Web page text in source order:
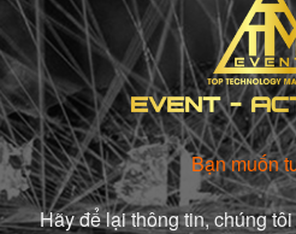
Bạn muốn
Hãy để lại thông tin, chúng